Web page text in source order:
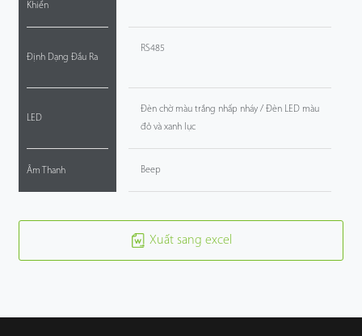
Khiển
Định Dạng Đầu Ra
LED
Âm Thanh
RS485
Đèn chờ màu trắng nhấp nháy / Đèn LED màu
đỏ và xanh lục
Beep
Xuất sang excel